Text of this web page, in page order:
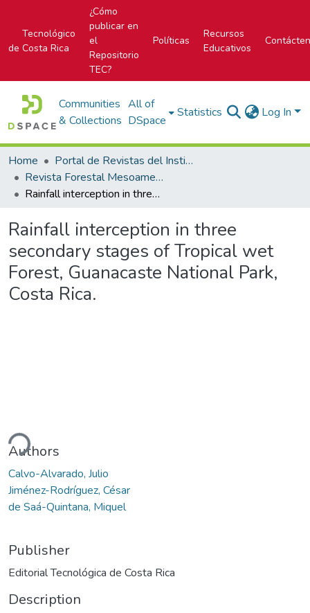
Tecnológico
de Costa Rica
¿Cómo
publicar en
el
Repositorio
TEC?
Políticas
Recursos
Educativos
Communities
& Collections
All of
DSpace
Statistics Log In
Home
Portal de Revistas del Instituto Tecnológico de Costa Rica
Revista Forestal Mesoamericana Kurú
Rainfall interception in three secondary stages of Tropical wet Forest, Guanacaste National Park, Costa Rica.
Rainfall interception in three
secondary stages of Tropical wet
Forest, Guanacaste National Park,
Costa Rica.
Authors
Calvo-Alvarado, Julio
Jiménez-Rodríguez, César
de Saá-Quintana, Miquel
Publisher
Editorial Tecnológica de Costa Rica
Description